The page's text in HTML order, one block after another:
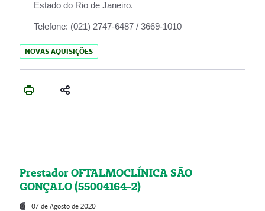
Estado do Rio de Janeiro.
Telefone: (021) 2747-6487 / 3669-1010
NOVAS AQUISIÇÕES
Prestador OFTALMOCLÍNICA SÃO
GONÇALO (55004164-2)
07 de Agosto de 2020